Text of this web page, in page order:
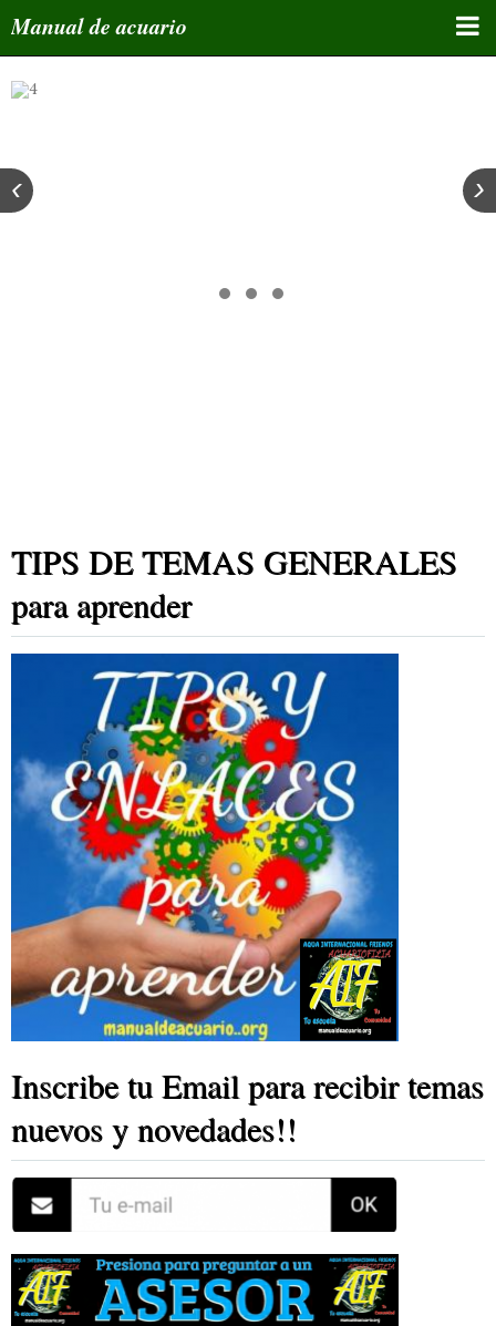
Manual de acuario
Inicio
Manuales educativos
‹ ›
TIPS DE TEMAS GENERALES
para aprender
Inscribe tu Email para recibir temas
nuevos y novedades!!